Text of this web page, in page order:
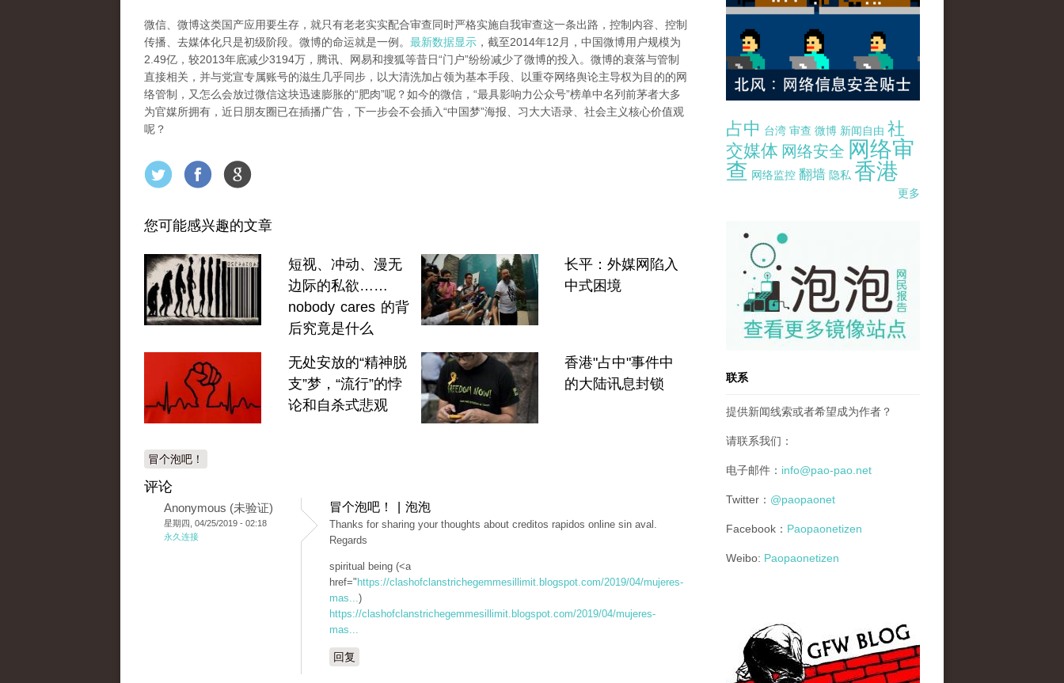
微信、微博这类国产应用要生存，就只有老老实实配合审查同时严格实施自我审查这一条出路，控制内容、控制
传播、去媒体化只是初级阶段。微博的命运就是一例。 最新数据显示 ，截至2014年12月，中国微博用户规模为
2.49亿，较2013年底减少3194万，腾讯、网易和搜狐等昔日“门户”纷纷减少了微博的投入。微博的衰落与管制
直接相关，并与党宣专属账号的滋生几乎同步，以大清洗加占领为基本手段、以重夺网络舆论主导权为目的的网
络管制，又怎么会放过微信这块迅速膨胀的“肥肉”呢？如今的微信，“最具影响力公众号”榜单中名列前茅者大多
为官媒所拥有，近日朋友圈已在插播广告，下一步会不会插入“中国梦”海报、习大大语录、社会主义核心价值观
呢？
您可能感兴趣的文章
短视、冲动、漫无
边际的私欲……
nobody cares 的背
后究竟是什么
长平：外媒网陷入
中式困境
无处安放的“精神脱
支”梦，“流行”的悖
论和自杀式悲观
香港"占中"事件中
的大陆讯息封锁
冒个泡吧！
评论
Anonymous (未验证)
星期四, 04/25/2019 - 02:18
永久连接
冒个泡吧！ | 泡泡
Thanks for sharing your thoughts about creditos rapidos online sin aval.
Regards
spiritual being (<a
href=" https://clashofclanstrichegemmesillimit.blogspot.com/2019/04/mujeres-
mas...)
https://clashofclanstrichegemmesillimit.blogspot.com/2019/04/mujeres-
mas...
回复
占中 台湾 审查 微博 新闻自由 社
交媒体 网络安全 网络审
查 网络监控 翻墙 隐私 香港
更多
pao-pao-banner-mirror-site-120814.jpg
联系
提供新闻线索或者希望成为作者？
请联系我们：
电子邮件： info@pao-pao.net
Twitter： @paopaonet
Facebook： Paopaonetizen
Weibo: Paopaonetizen
gfw_blog_small.jpg